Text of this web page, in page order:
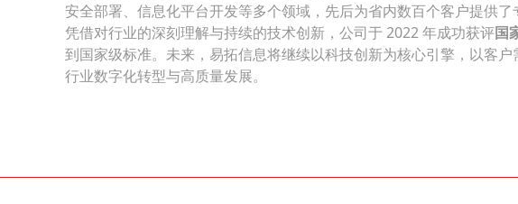
安全部署、信息化平台开发等多个领域，先后为省内数百个客户提供
凭借对行业的深刻理解与持续的技术创新，公司于 2022 年成功获评国
到国家级标准。未来，易拓信息将继续以科技创新为核心引擎，以客
行业数字化转型与高质量发展。